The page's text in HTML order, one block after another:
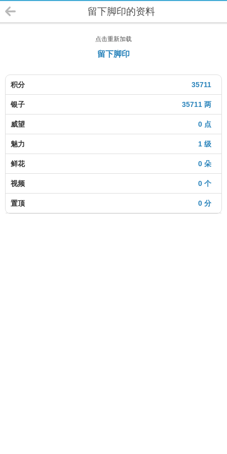
留下脚印的资料
点击重新加载
留下脚印
35711
积分
35711 两
银子
0 点
威望
1 级
魅力
0 朵
鲜花
0 个
视频
0 分
置顶